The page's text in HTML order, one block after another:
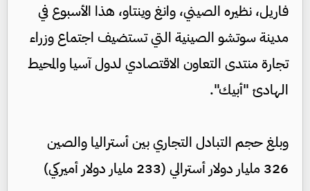
فاريل، نظيره الصيني، وانغ وينتاو، هذا الأسبوع في
مدينة سوتشو الصينية التي تستضيف اجتماع وزراء
تجارة منتدى التعاون الاقتصادي لدول آسيا والمحيط
الهادئ "أبيك".
وبلغ حجم التبادل التجاري بين أستراليا والصين
326 مليار دولار أسترالي (233 مليار دولار أميركي)